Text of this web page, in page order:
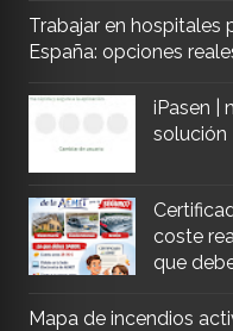
Trabajar en hospitales
España: opciones
iPasen |
solución
coste
que
Mapa de incendios